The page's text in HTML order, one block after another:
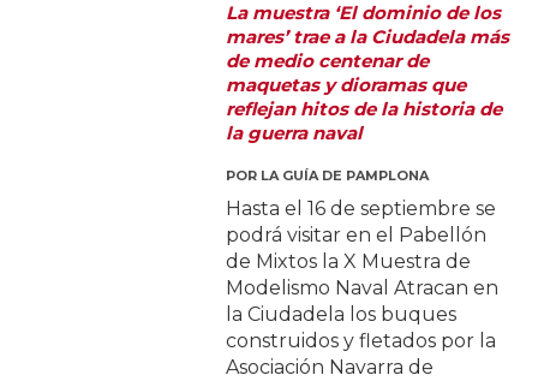
La muestra ‘El dominio de los
mares’ trae a la Ciudadela más
de medio centenar de
maquetas y dioramas que
reflejan hitos de la historia de
la guerra naval
POR LA GUÍA DE PAMPLONA
Hasta el 16 de septiembre se
podrá visitar en el Pabellón
de Mixtos la X Muestra de
Modelismo Naval Atracan en
la Ciudadela los buques
construidos y fletados por la
Asociación Navarra de